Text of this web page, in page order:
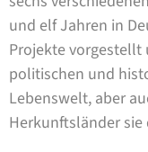
und elf Jahren in
Projekte vorgestellt
politischen und
Lebenswelt, aber
Herkunftsländer